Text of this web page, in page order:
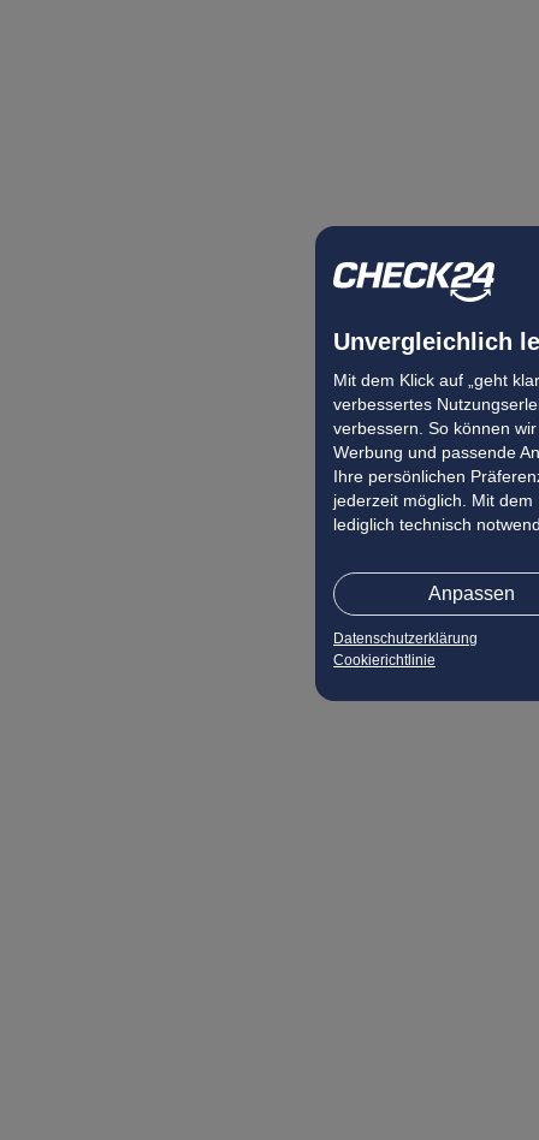
Unvergleichlich
Mit dem Klick auf „geht
verbessertes
verbessern. So können
Werbung und passende
Ihre persönlichen
jederzeit möglich. Mit dem
lediglich technisch
Anpassen
Datenschutzerklärung
Cookierichtlinie